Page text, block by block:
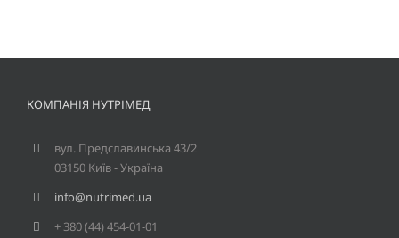
КОМПАНІЯ НУТРІМЕД
вул. Предславинська 43/2
03150 Kиїв - Україна
info@nutrimed.ua
+ 380 (44) 454-01-01